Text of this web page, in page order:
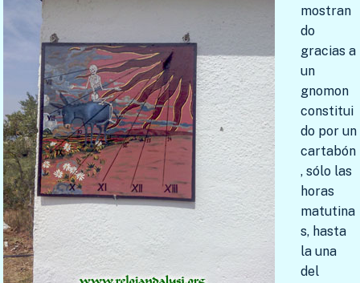
mostran
do
gracias a
un
gnomon
constitui
do por un
cartabón
, sólo las
horas
matutina
s, hasta
la una
del